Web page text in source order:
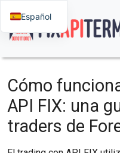
Cómo
API FIX: una
traders de
Español